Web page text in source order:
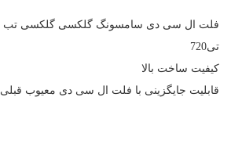
فلت ال سی دی
تی720
کیفیت ساخت بالا
قابلیت جایگزینی با فلت ال سی دی معیوب قبلی